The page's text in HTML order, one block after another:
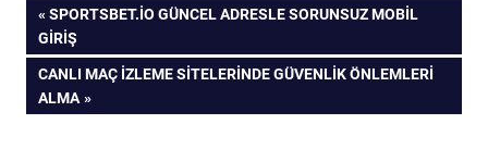
Yazı
gezinmesi
PREVIOUS
POST:
SPORTSBET.IO GÜNCEL ADRESLE SORUNSUZ MOBIL
GIRIŞ
NEXT
POST:
CANLI MAÇ IZLEME SITELERINDE GÜVENLIK ÖNLEMLERI
ALMA